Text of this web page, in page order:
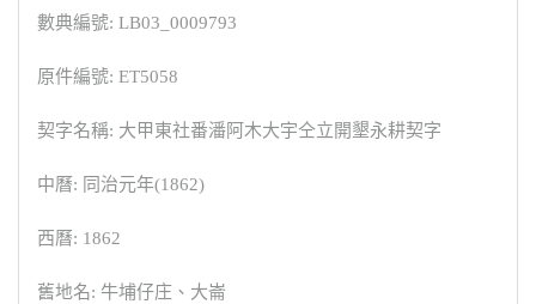
數典編號: LB03_0009793
原件編號: ET5058
契字名稱: 大甲東社番潘阿木大宇仝立開墾永耕契字
中曆: 同治元年(1862)
西曆: 1862
舊地名: 牛埔仔庄、大崙